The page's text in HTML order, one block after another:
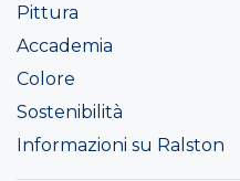
Pittura
Accademia
Colore
Sostenibilità
Informazioni su Ralston